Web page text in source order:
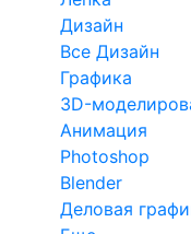
Дизайн
Все Дизайн
Графика
3D-
Анимация
Photoshop
Blender
Деловая